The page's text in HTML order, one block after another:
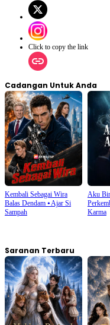
Click to copy the link
Cadangan Untuk Anda
Kembali Sebagai Wira
Balas Dendam ⦁Ajar Si
Sampah
Aku
Karma
Saranan Terbaru